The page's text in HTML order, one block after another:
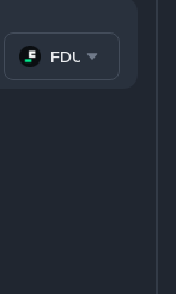
FDUSD